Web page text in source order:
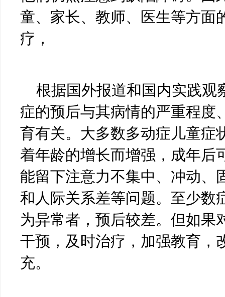
童、家长、教师、医生等方面
疗，
根据国外报道和国内实践观
症的预后与其病情的严重程度
育有关。大多数多动症儿童症
着年龄的增长而增强，成年后
能留下注意力不集中、冲动、
和人际关系差等问题。至少数
为异常者，预后较差。但如果
干预，及时治疗，加强教育，
充。